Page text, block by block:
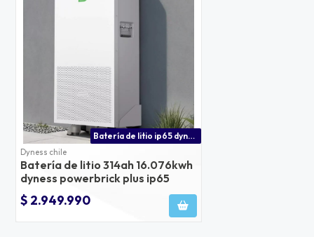
Batería de litio ip65 dyness powerbrick plus
Dyness chile
Batería de litio 314ah 16.076kwh
dyness powerbrick plus ip65
$ 2.949.990